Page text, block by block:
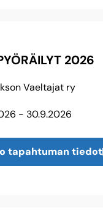
2026
Vaeltajat ry
- 30.9.2026
tapahtuman tiedot